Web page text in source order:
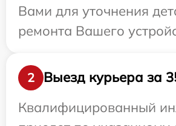
Вами для уточнения
ремонта Вашего
2
Выезд курьера за
Квалифицированный